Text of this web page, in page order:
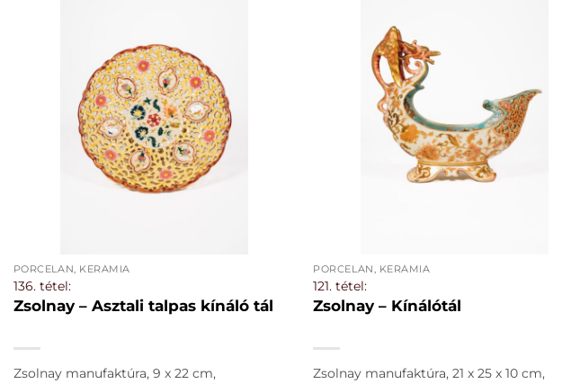
PORCELÁN, KERÁMIA
136. tétel:
Zsolnay – Asztali talpas kínáló tál
Zsolnay manufaktúra, 9 x 22 cm,
PORCELÁN, KERÁMIA
121. tétel:
Zsolnay – Kínálótál
Zsolnay manufaktúra, 21 x 25 x 10 cm,